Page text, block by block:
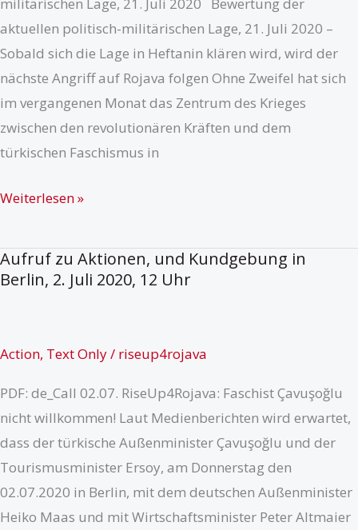
militärischen Lage, 21. Juli 2020 Bewertung der
aktuellen politisch-militärischen Lage, 21. Juli 2020 –
Sobald sich die Lage in Heftanin klären wird, wird der
nächste Angriff auf Rojava folgen Ohne Zweifel hat sich
im vergangenen Monat das Zentrum des Krieges
zwischen den revolutionären Kräften und dem
türkischen Faschismus in
Bewertung
aktuellen
politisch-
21.
2020
Weiterlesen »
Aufruf zu Aktionen, und Kundgebung in
Berlin, 2. Juli 2020, 12 Uhr
Action, Text Only/ riseup4rojava
PDF: de_Call 02.07. RiseUp4Rojava: Faschist Çavuşoğlu
nicht willkommen! Laut Medienberichten wird erwartet,
dass der türkische Außenminister Çavuşoğlu und der
Tourismusminister Ersoy, am Donnerstag den
02.07.2020 in Berlin, mit dem deutschen Außenminister
Heiko Maas und mit Wirtschaftsminister Peter Altmaier